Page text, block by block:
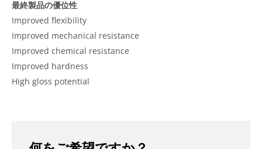
最終製品の優位性
Improved flexibility
Improved mechanical resistance
Improved chemical resistance
Improved hardness
High gloss potential